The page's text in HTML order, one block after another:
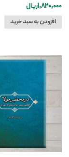
1,820,000ریال
افزودن به سبد خرید